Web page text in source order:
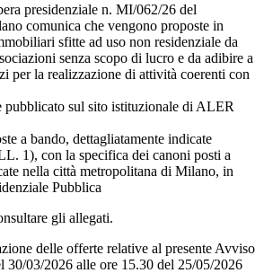
presidenziale n. MI/062/26 del
comunica che vengono proposte in
sfitte ad uso non residenziale da
senza scopo di lucro e da adibire a
per la realizzazione di attività coerenti con
pubblicato sul sito istituzionale di ALER
a bando, dettagliatamente indicate
1), con la specifica dei canoni posti a
nella città metropolitana di Milano, in
Pubblica
gli allegati.
delle offerte relative al presente Avviso
30/03/2026 alle ore 15.30 del 25/05/2026